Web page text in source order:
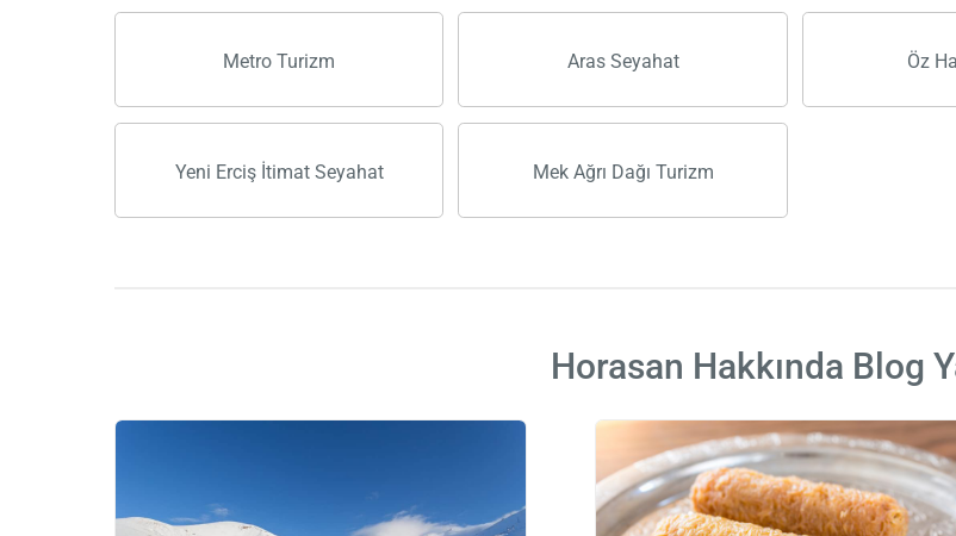
Metro Turizm Aras Seyahat Öz
Yeni Erciş İtimat Seyahat Mek Ağrı Dağı Turizm
Horasan Hakkında Blog